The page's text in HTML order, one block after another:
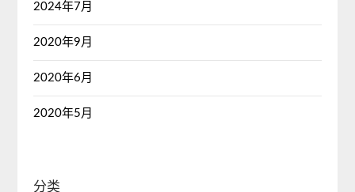
2024年7月
2020年9月
2020年6月
2020年5月
分类